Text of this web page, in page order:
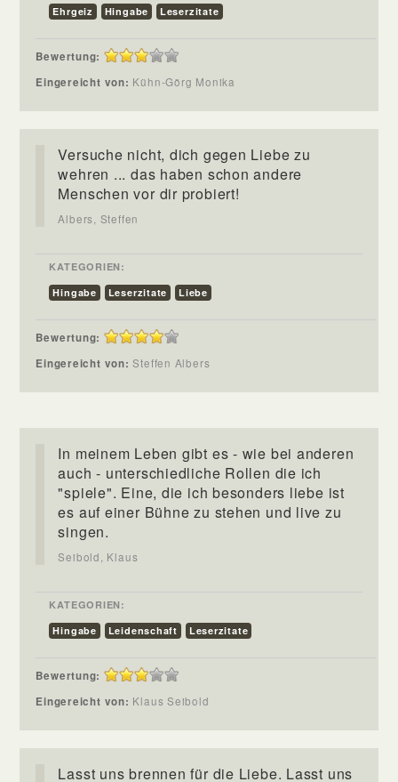
Ehrgeiz
Hingabe Leserzitate
Bewertung:
Eingereicht von: Kühn-Görg Monika
Versuche nicht, dich gegen Liebe zu
wehren ... das haben schon andere
Menschen vor dir probiert!
Albers, Steffen
KATEGORIEN:
Hingabe
Leserzitate Liebe
Bewertung:
Eingereicht von:Steffen Albers
In meinem Leben gibt es - wie bei anderen
auch - unterschiedliche Rollen die ich
"spiele". Eine, die ich besonders liebe ist
es auf einer Bühne zu stehen und live zu
singen.
Seibold, Klaus
KATEGORIEN:
Hingabe
Leidenschaft Leserzitate
Bewertung:
Eingereicht von: Klaus Seibold
Lasst uns brennen für die Liebe. Lasst uns